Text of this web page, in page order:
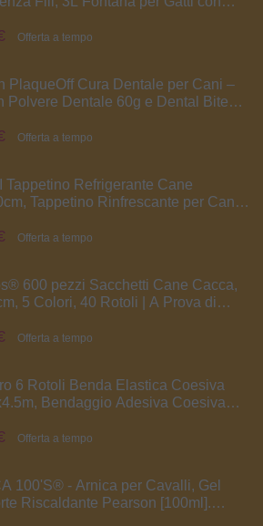
Controllo App Intelligente,
Offerta a tempo
PlaqueOff Cura Dentale per Cani –
Polvere Dentale 60g e Dental Bites
Placca, Tartaro e Alito Cattivo |
Offerta a tempo
Tappetino Refrigerante Cane
Tappetino Rinfrescante per Cani
Tappetino Refrigerante per Cani per
Offerta a tempo
600 pezzi Sacchetti Cane Cacca,
5 Colori, 40 Rotoli | A Prova di
Facili da Staccare, Adatto a
Offerta a tempo
6 Rotoli Benda Elastica Coesiva
Bendaggio Adesiva Coesiva
Benda Salvapelle Fasciature
Offerta a tempo
100'S® - Arnica per Cavalli, Gel
Riscaldante Pearson [100ml].